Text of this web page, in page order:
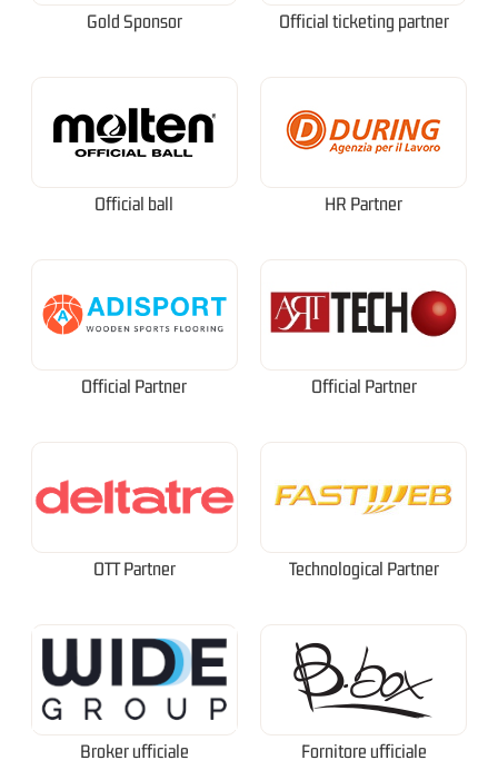
Gold Sponsor Official ticketing partner
Official ball HR Partner
Official Partner Official Partner
OTT Partner Technological Partner
Broker ufficiale Fornitore ufficiale